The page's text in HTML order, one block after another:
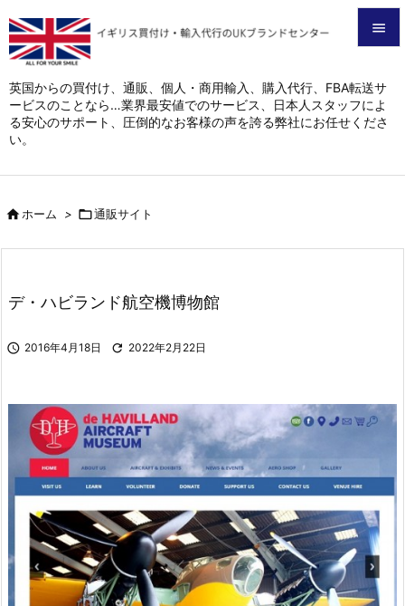
英国からの買付け、通販、個人・商用輸入、購入代行、FBA転送サ
ービスのことなら…業界最安値でのサービス、日本人スタッフによ
る安心のサポート、圧倒的なお客様の声を誇る弊社にお任せくださ
い。

メニュ

サイド
前へ

ホーム > 通販サイト
デ・ハビランド航空機博物館
 2016年4月18日  2022年2月22日